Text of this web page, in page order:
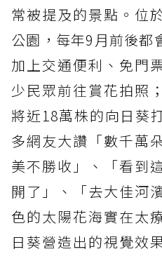
常被提及的景點。位
公園，每年9月前後都
加上交通便利、免門
少民眾前往賞花拍照
將近18萬株的向日葵
多網友大讚「數千萬
美不勝收」、「看到
開了」、「去大佳河
色的太陽花海實在太
日葵營造出的視覺效